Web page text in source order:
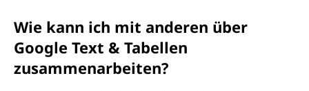
Wie kann ich mit anderen über
Google Text & Tabellen
zusammenarbeiten?